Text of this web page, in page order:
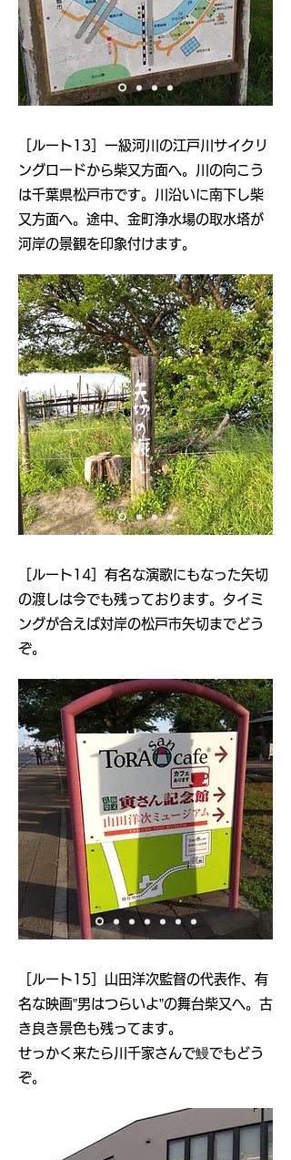
​［ルート13］一級河川の江戸川サイクリ
ングロードから柴又方面へ。川の向こう
は千葉県松戸市です。川沿いに南下し柴
又方面へ。途中、金町浄水場の取水塔が
河岸の景観を印象付けます。
​［ルート14］有名な演歌にもなった矢切
の渡しは今でも残っております。タイミ
ングが合えば対岸の松戸市矢切までどう
ぞ。
​［ルート15］山田洋次監督の代表作、有
名な映画”男はつらいよ”の舞台柴又へ。古
き良き景色も残ってます。
​せっかく来たら川千家さんで鰻でもどう
ぞ。